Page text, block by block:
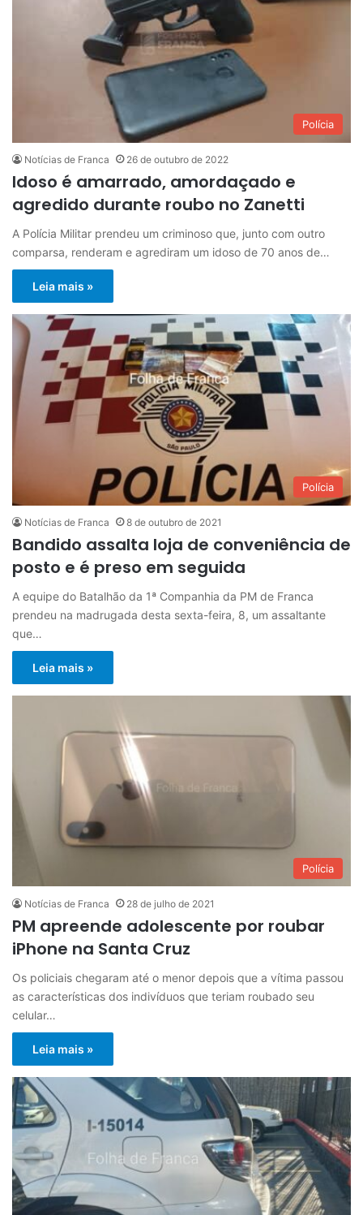
Polícia
Notícias de Franca 26 de outubro de 2022
Idoso é amarrado, amordaçado e
agredido durante roubo no Zanetti
A Polícia Militar prendeu um criminoso que, junto com outro
comparsa, renderam e agrediram um idoso de 70 anos de…
Leia mais »
Polícia
Notícias de Franca 8 de outubro de 2021
Bandido assalta loja de conveniência de
posto e é preso em seguida
A equipe do Batalhão da 1ª Companhia da PM de Franca
prendeu na madrugada desta sexta-feira, 8, um assaltante
que…
Leia mais »
Polícia
Notícias de Franca 28 de julho de 2021
PM apreende adolescente por roubar
iPhone na Santa Cruz
Os policiais chegaram até o menor depois que a vítima passou
as características dos indivíduos que teriam roubado seu
celular…
Leia mais »